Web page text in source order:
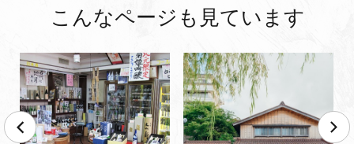
こんなページも見ています